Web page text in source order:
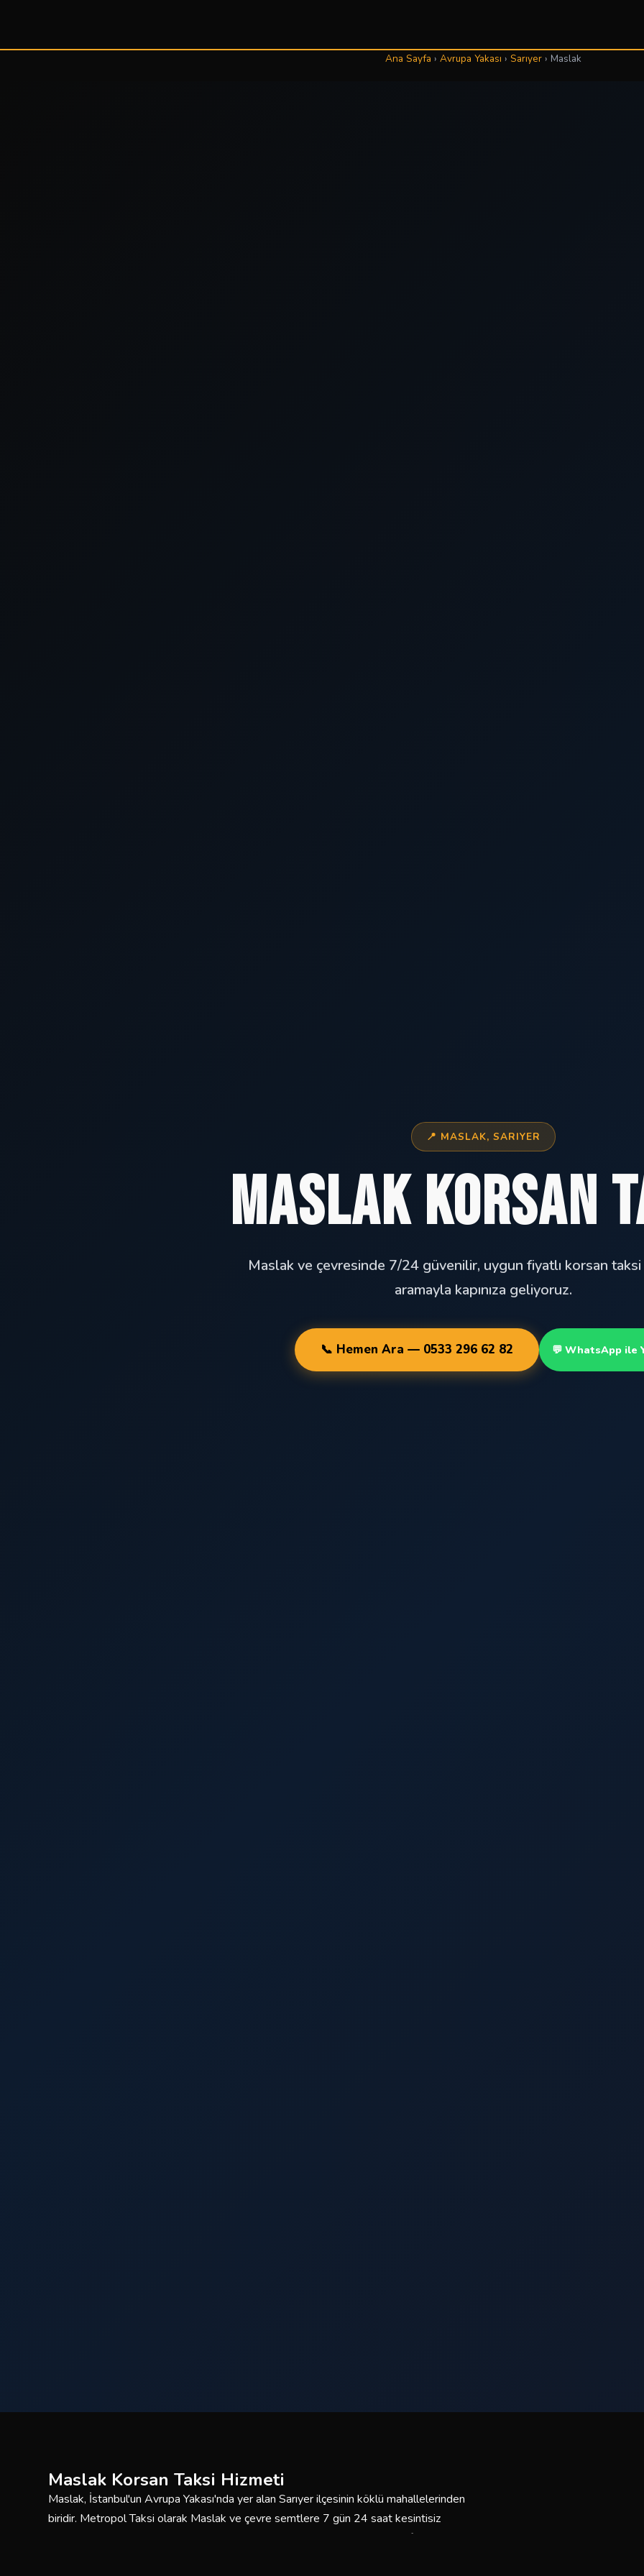
Ana Sayfa › Avrupa Yakası › Sarıyer› Maslak
📍 MASLAK, SARIYER
Maslak Korsan
Maslak ve çevresinde 7/24 güvenilir, uygun fiyatlı korsan taksi
aramayla kapınıza geliyoruz.
📞 Hemen Ara — 0533 296 62 82 💬 WhatsApp ile
Maslak Korsan Taksi Hizmeti
Maslak, İstanbul'un Avrupa Yakası'nda yer alan Sarıyer ilçesinin köklü mahallelerinden
biridir. Metropol Taksi olarak Maslak ve çevre semtlere 7 gün 24 saat kesintisiz
korsan taksi hizmeti sunmaktayız. Deneyimli sürücülerimiz ve bakımlı araç filomuzla